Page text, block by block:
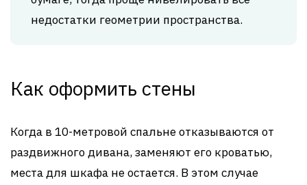
недостатки геометрии пространства.
Как оформить стены
Когда в 10-метровой спальне отказываются от
раздвижного дивана, заменяют его кроватью,
места для шкафа не остается. В этом случае